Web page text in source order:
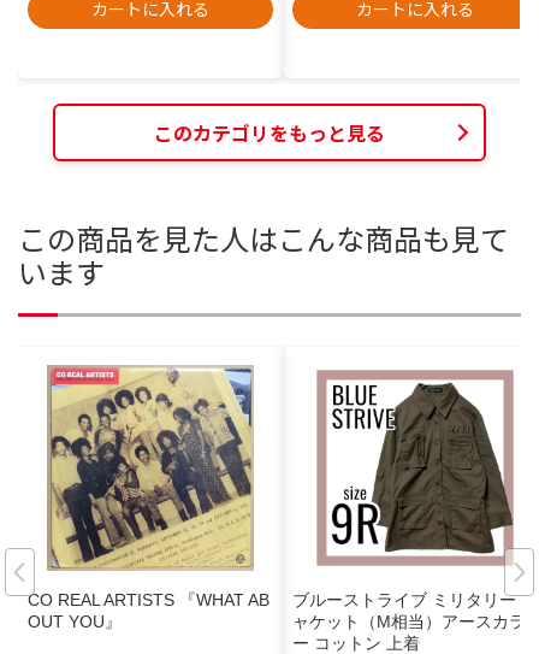
カートに入れる カートに入れる
このカテゴリをもっと見る
この商品を見た人はこんな商品も見て
います
CO REAL ARTISTS 『WHAT AB
OUT YOU』
ブルーストライブ ミリタリー ジ
ャケット（M相当）アースカラ
ー コットン 上着